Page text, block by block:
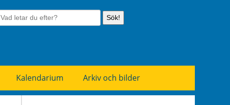
Sök!
Kalendarium Arkiv och bilder